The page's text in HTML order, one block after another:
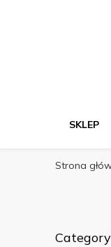
SKLEP
Strona
Category